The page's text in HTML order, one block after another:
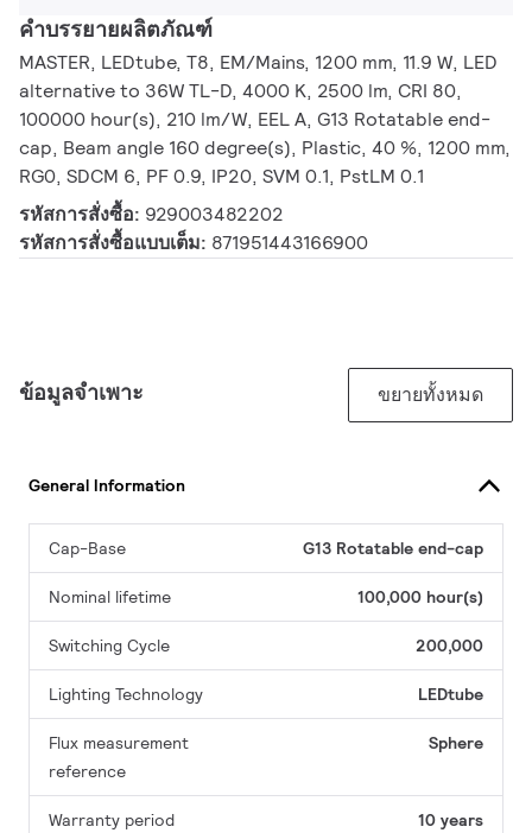
คำบรรยายผลิตภัณฑ์
MASTER, LEDtube, T8, EM/Mains, 1200 mm, 11.9 W, LED
alternative to 36W TL-D, 4000 K, 2500 lm, CRI 80,
100000 hour(s), 210 lm/W, EEL A, G13 Rotatable end-
cap, Beam angle 160 degree(s), Plastic, 40 %, 1200 mm,
RG0, SDCM 6, PF 0.9, IP20, SVM 0.1, PstLM 0.1
รหัสการสั่งซื้อ: 929003482202
รหัสการสั่งซื้อแบบเต็ม: 871951443166900
ข้อมูลจำเพาะ ขยายทั้งหมด
General Information
Cap-Base G13 Rotatable end-cap
Nominal lifetime 100,000 hour(s)
Switching Cycle 200,000
Lighting Technology LEDtube
Flux measurement
reference
Sphere
Warranty period 10 years